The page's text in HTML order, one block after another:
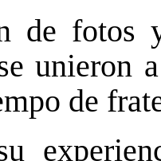
de fotos
unieron
de